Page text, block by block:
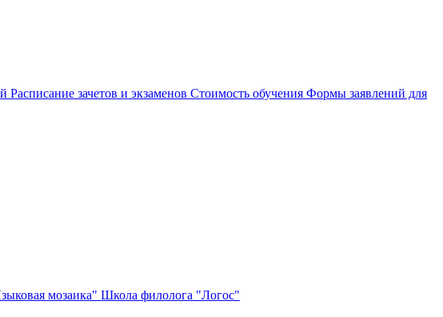
Расписание зачетов и экзаменов Стоимость обучения Формы заявлений для
мозаика" Школа филолога "Логос"